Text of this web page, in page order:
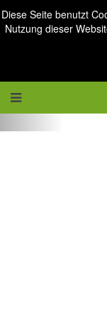
Diese Seite benutzt
Nutzung dieser